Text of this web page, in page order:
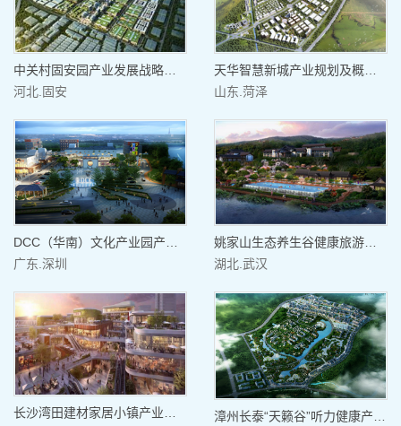
中关村固安园产业发展战略规划及产业定位研究
河北.固安
天华智慧新城产业规划及概念规划
山东.菏泽
广东.深圳
湖北.武汉
长沙湾田建材家居小镇产业规划